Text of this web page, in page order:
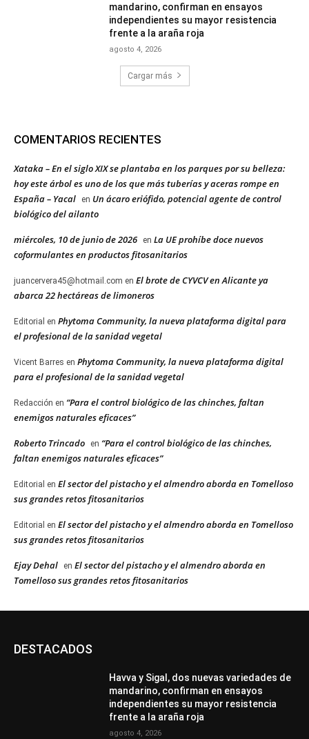
mandarino, confirman en ensayos
independientes su mayor resistencia
frente a la araña roja
agosto 4, 2026
Cargar más
COMENTARIOS RECIENTES
Xataka – En el siglo XIX se plantaba en los parques por su belleza:
hoy este árbol es uno de los que más tuberías y aceras rompe en
España – Yacal
en Un ácaro eriófido, potencial agente de control
biológico del ailanto
miércoles, 10 de junio de 2026 en La UE prohíbe doce nuevos
coformulantes en productos fitosanitarios
juancervera45@hotmail.com en El brote de CYVCV en Alicante ya
abarca 22 hectáreas de limoneros
Editorial en Phytoma Community, la nueva plataforma digital para
el profesional de la sanidad vegetal
Vicent Barres en Phytoma Community, la nueva plataforma digital
para el profesional de la sanidad vegetal
Redacción en “Para el control biológico de las chinches, faltan
enemigos naturales eficaces”
Roberto Trincado en “Para el control biológico de las chinches,
faltan enemigos naturales eficaces”
Editorial en El sector del pistacho y el almendro aborda en Tomelloso
sus grandes retos fitosanitarios
Editorial en El sector del pistacho y el almendro aborda en Tomelloso
sus grandes retos fitosanitarios
Ejay Dehal en El sector del pistacho y el almendro aborda en
Tomelloso sus grandes retos fitosanitarios
DESTACADOS
Havva y Sigal, dos nuevas variedades de
mandarino, confirman en ensayos
independientes su mayor resistencia
frente a la araña roja
agosto 4, 2026